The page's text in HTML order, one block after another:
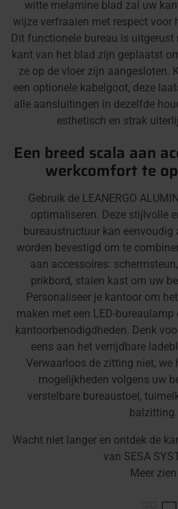
witte melamine blad zal uw
wijze verfraaien met respect voor
Dit functionele bureau is uitgerust
kant van het blad zijn geplaatst
ze op de vloer zijn aangesloten.
een optionele kabelgoot, deze
alle aansluitingen in dezelfde
esthetisch en strak
Een breed scala aan
werkcomfort te
Gebruik de LEANERGO
optimaliseren. Deze stijlvolle
bureaustructuur kan eenvoudig
worden bevestigd om te
aan accessoires:
prikbord, stalen kast om uw
Personaliseer je kantoor om
maken met een LED-
kantoorbenodigdheden. Denk
eens aan het verrijdbare
Verwaarloos de zitting niet, we
mogelijkheden volgens uw
verstelbare bureaustoel,
balzitting.
Wacht niet langer en ontdek de
van SESA
Meer zien